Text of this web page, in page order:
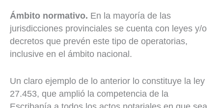
Ámbito normativo. En la mayoría de las
jurisdicciones provinciales se cuenta con leyes y/o
decretos que prevén este tipo de operatorias,
inclusive en el ámbito nacional.
Un claro ejemplo de lo anterior lo constituye la ley
27.453, que amplió la competencia de la